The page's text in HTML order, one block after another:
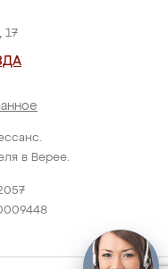
в Верее.
17